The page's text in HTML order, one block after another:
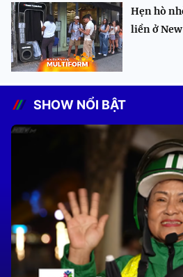
Hẹn hò
liền ở
SHOW NỔI BẬT